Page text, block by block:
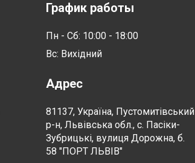
График работы
Пн - Сб: 10:00 - 18:00
Вс: Вихідний
Адрес
81137, Україна, Пустомитівський
р-н, Львівська обл., с. Пасіки-
Зубрицькі, вулиця Дорожна, б.
58 "ПОРТ ЛЬВІВ"